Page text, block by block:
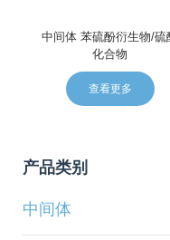
中间体 苯硫酚衍生物/硫
化合物
查看更多
产品类别
中间体